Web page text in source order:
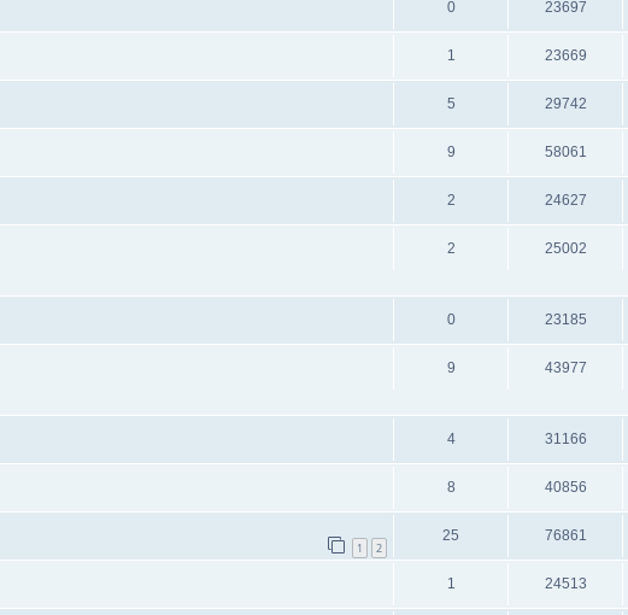
0 23697
1 23669
5 29742
9 58061
2 24627
2 25002
0 23185
9 43977
4 31166
8 40856
1 2
25 76861
1 24513